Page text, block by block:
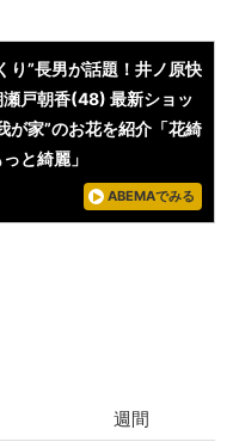
り”長男が話題！井ノ原快
瀬戸朝香(48) 最新ショッ
が家”のお花を紹介「花綺
と綺麗」
ABEMAでみる
週間